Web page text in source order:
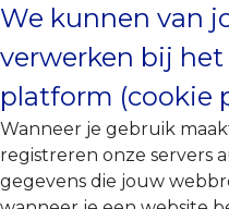
We kunnen van
verwerken bij
platform (cookie
Wanneer je gebruik
registreren onze servers
gegevens die jouw